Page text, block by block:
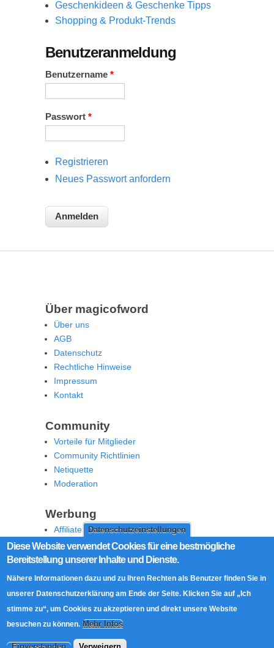
Datenschutzeinstellungen
Diese Website verwendet Cookies für eine bestmögliche
Bereitstellung unserer Inhalte und Dienste.
Nähere Informationen dazu und zu Ihren Rechten als Benutzer finden Sie in
unserer Datenschutzerklärung am Ende der Seite. Klicken Sie auf „Ich
stimme zu“, um Cookies zu akzeptieren und direkt unsere Website
besuchen zu können. Mehr Infos
Geschenkideen & Geschenke Tipps
Shopping & Produkt-Trends
Benutzeranmeldung
Benutzername *
Passwort *
Registrieren
Neues Passwort anfordern
Über magicofword
Über uns
AGB
Datenschutz
Rechtliche Hinweise
Impressum
Kontakt
Community
Vorteile für Mitglieder
Community Richtlinien
Netiquette
Moderation
Werbung
Affiliate Offenlegung
Werben Sie auf MoW
Social Media
RSS Feed
Facebook